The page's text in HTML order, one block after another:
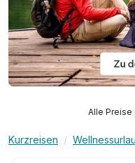
Alle Preise
Kurzreisen